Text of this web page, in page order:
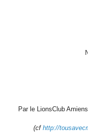
Par le LionsClub
(cf http://